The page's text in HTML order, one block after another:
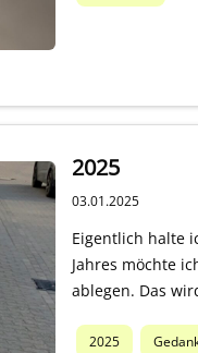
2025
03.01.2025
Eigentlich halte
Jahres möchte
ablegen. Das
2025